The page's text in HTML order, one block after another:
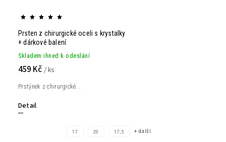
Prsten z chirurgické oceli s krystalky
+ dárkové balení
Skladem ihned k odeslání
459 Kč / ks
Detail
Prstýnek z chirurgické...
17 20 17,5 + další